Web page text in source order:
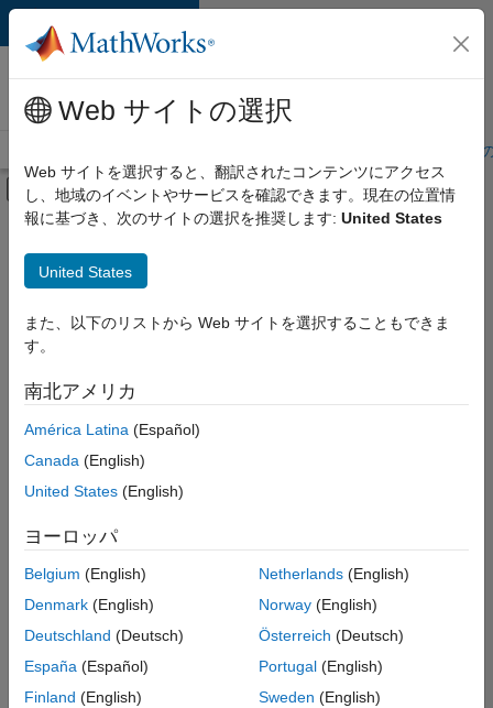
コンテンツへスキップ
MathWorks 採用
情報
学生・キャリア初期
オフキャンバス ナビゲーション メ
メインコンテンツ
絞り込み条件
IT
企業向けセールス
教育機関向けセールス
マーケティング コミュニケーション
オフィス・管理サービス
選
し
人
の
保
存
一
部
Web サイトの選択
Web サイトを選択すると、翻訳されたコンテンツにアクセス
し、地域のイベントやサービスを確認できます。現在の位置情
報に基づき、次のサイトの選択を推奨します: United States
United States
また、以下のリストから Web サイトを選択することもできま
す。
南北アメリカ
América Latina (Español)
Canada (English)
United States (English)
ヨーロッパ
Belgium (English)
Denmark (English)
Deutschland (Deutsch)
España (Español)
Finland (English)
Netherlands(English)
Norway(English)
Österreich (Deutsch)
Portugal(English)
Sweden (English)